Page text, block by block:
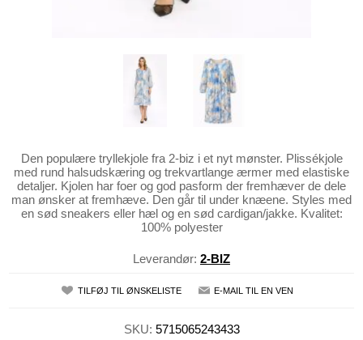
Den populære tryllekjole fra 2-biz i et nyt mønster. Plissé­kjole
med rund halsudskæring og trekvartlange ærmer med elastiske
detaljer. Kjolen har foer og god pasform der fremhæver de dele
man ønsker at fremhæve. Den går til under knæene. Styles med
en sød sneakers eller hæl og en sød cardigan/jakke. Kvalitet:
100% polyester
Leverandør: 2-BIZ
TILFØJ TIL ØNSKELISTE E-MAIL TIL EN VEN
SKU: 5715065243433